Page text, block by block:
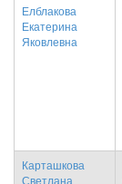
Елблакова
Екатерина
Яковлевна
Карташкова
Светлана